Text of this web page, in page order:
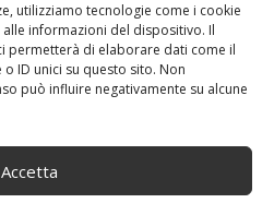
utilizziamo tecnologie come i cookie
informazioni del dispositivo. Il
permetterà di elaborare dati come il
ID unici su questo sito. Non
può influire negativamente su alcune
Accetta